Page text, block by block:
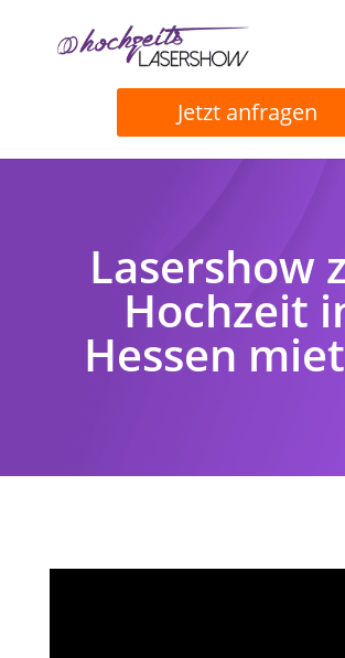
Jetzt anfragen
Lasershow
Hochzeit
Hessen